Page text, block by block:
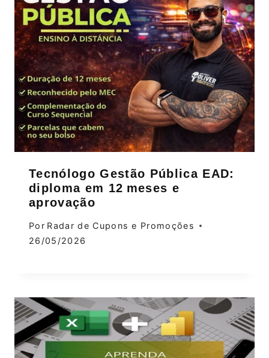
Tecnólogo Gestão Pública EAD:
diploma em 12 meses e
aprovação
Por Radar de Cupons e Promoções
26/05/2026